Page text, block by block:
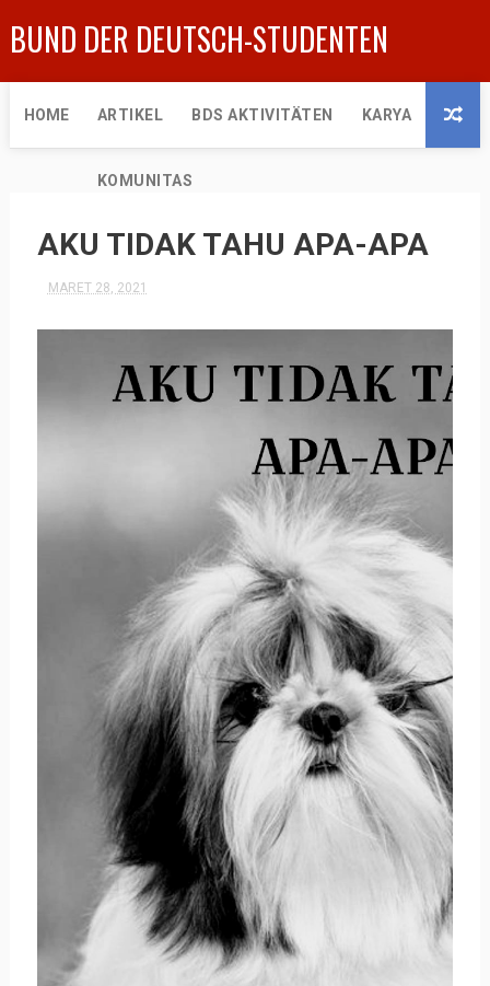
BUND DER DEUTSCH-STUDENTEN
HOME ARTIKEL BDS AKTIVITÄTEN KARYA
KOMUNITAS
AKU TIDAK TAHU APA-APA
MARET 28, 2021